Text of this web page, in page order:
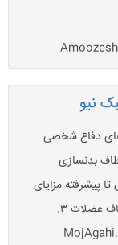
نیو
دفاع شخصی
بدنسازی
پیشرفته مزایای